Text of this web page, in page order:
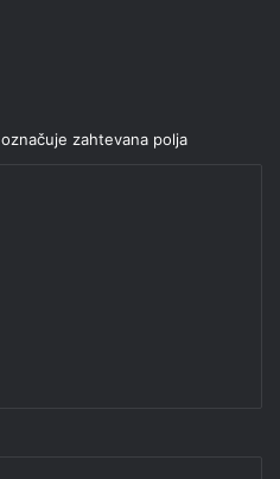
označuje zahtevana polja